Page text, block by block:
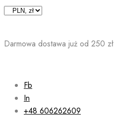
Skip
Darmowa dostawa już od 250 zł
Fb
In
+48 606262609